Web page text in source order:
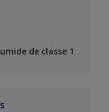
de classe 1